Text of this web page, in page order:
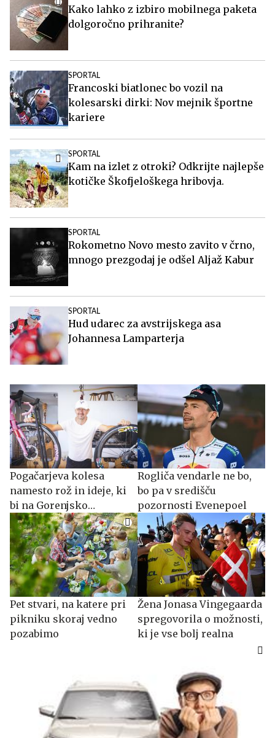
Kako lahko z izbiro mobilnega paketa
dolgoročno prihranite?
SPORTAL
Francoski biatlonec bo vozil na
kolesarski dirki: Nov mejnik športne
kariere
SPORTAL
Kam na izlet z otroki? Odkrijte najlepše
kotičke Škofjeloškega hribovja.
SPORTAL
Rokometno Novo mesto zavito v črno,
mnogo prezgodaj je odšel Aljaž Kabur
SPORTAL
Hud udarec za avstrijskega asa
Johannesa Lamparterja
Pogačarjeva kolesa
namesto rož in ideje, ki
bi na Gorenjsko
privabljale turiste še
desetletja
Rogliča vendarle ne bo,
bo pa v središču
pozornosti Evenepoel
Pet stvari, na katere pri
pikniku skoraj vedno
pozabimo
Žena Jonasa Vingegaarda
spregovorila o možnosti,
ki je vse bolj realna